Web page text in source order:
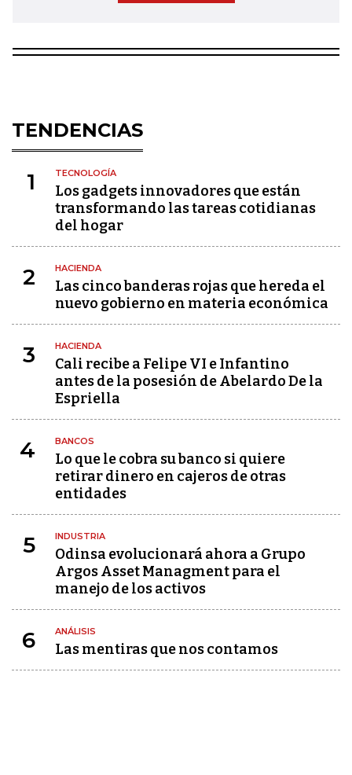
TENDENCIAS
1 TECNOLOGÍA
Los gadgets innovadores que están
transformando las tareas cotidianas
del hogar
2 HACIENDA
Las cinco banderas rojas que hereda el
nuevo gobierno en materia económica
3 HACIENDA
Cali recibe a Felipe VI e Infantino
antes de la posesión de Abelardo De la
Espriella
4 BANCOS
Lo que le cobra su banco si quiere
retirar dinero en cajeros de otras
entidades
5 INDUSTRIA
Odinsa evolucionará ahora a Grupo
Argos Asset Managment para el
manejo de los activos
6 ANÁLISIS
Las mentiras que nos contamos